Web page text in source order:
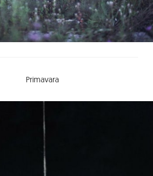
Primavara